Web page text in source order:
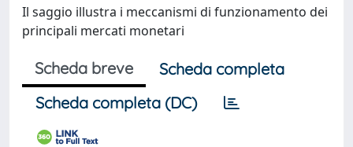
Il saggio illustra i meccanismi di funzionamento dei
principali mercati monetari
Scheda breve
Scheda completa
Scheda completa (DC)